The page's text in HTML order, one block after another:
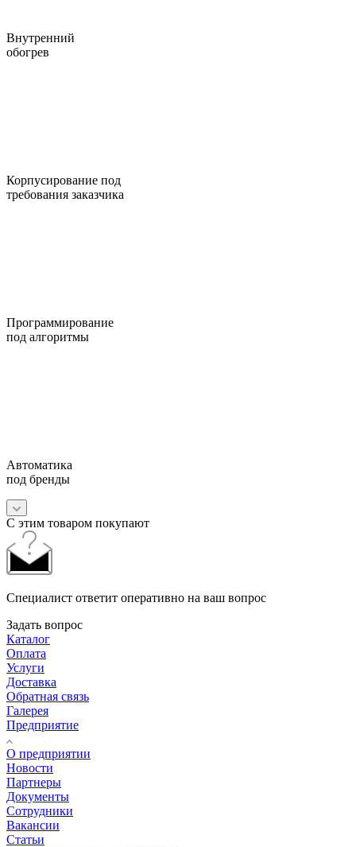
Внутренний
обогрев
Корпусирование под
требования заказчика
Программирование
под алгоритмы
Автоматика
под бренды
С этим товаром покупают
Специалист ответит оперативно на ваш вопрос
Задать вопрос
Каталог
Оплата
Услуги
Доставка
Обратная связь
Галерея
Предприятие
О предприятии
Новости
Партнеры
Документы
Сотрудники
Вакансии
Статьи